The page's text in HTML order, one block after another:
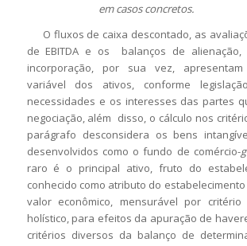
em casos concretos.
O fluxos de caixa descontado, as
de EBITDA e os balanços de
incorporação, por sua vez,
variável dos ativos, conforme
necessidades e os interesses das partes
negociação, além disso, o cálculo nos
parágrafo desconsidera os bens
desenvolvidos como o fundo de comércio-
raro é o principal ativo, fruto do
conhecido como atributo do
valor econômico, mensurável por critério
holístico, para efeitos da apuração de
critérios diversos da balanço de